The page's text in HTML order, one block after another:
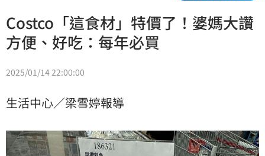
Costco「這食材」特價了！婆媽大讚
方便、好吃：每年必買
2025/01/14 22:00:00
生活中心／梁雪婷報導